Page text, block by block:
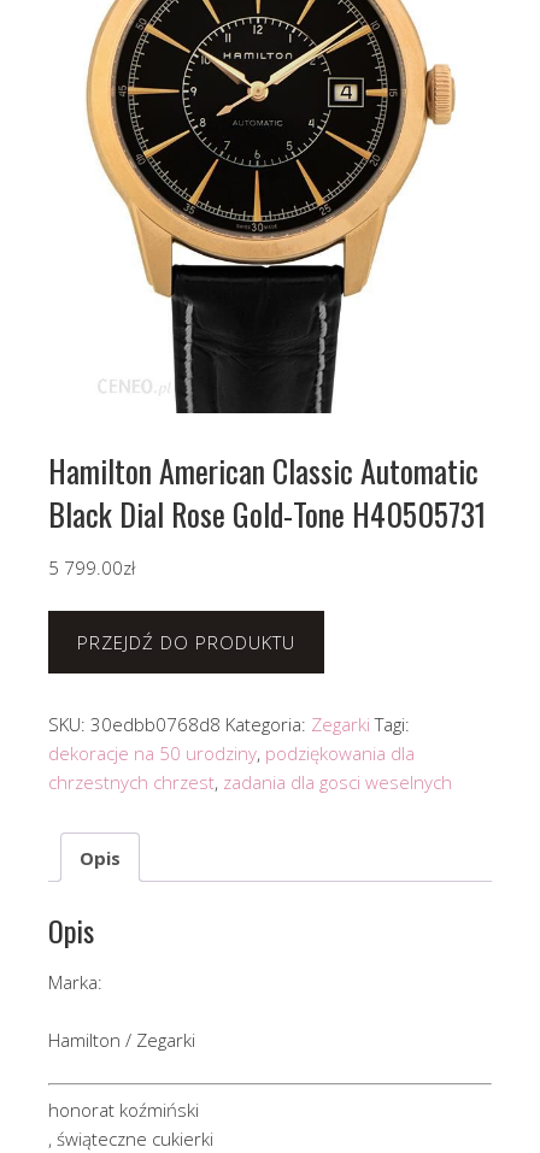
Hamilton American Classic Automatic
Black Dial Rose Gold-Tone H40505731
5 799.00zł
PRZEJDŹ DO PRODUKTU
SKU: 30edbb0768d8 Kategoria: Zegarki Tagi:
dekoracje na 50 urodziny, podziękowania dla
chrzestnych chrzest, zadania dla gosci weselnych
Opis
Opis
Marka:
Hamilton / Zegarki
honorat koźmiński
, świąteczne cukierki